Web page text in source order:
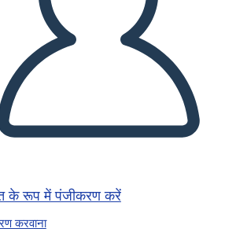
के रूप में पंजीकरण करें
करवाना